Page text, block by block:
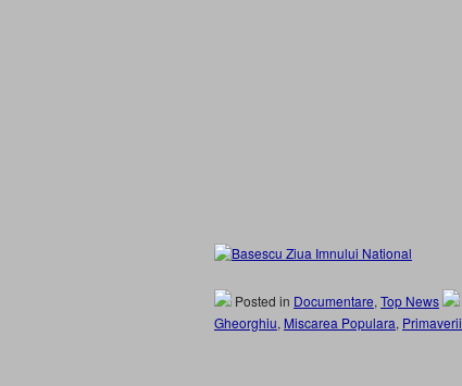
Posted in Documentare, Top News
Gheorghiu, Miscarea Populara, Primaverii